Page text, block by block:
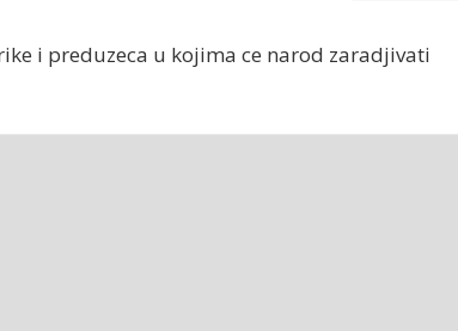
i preduzeca u kojima ce narod zaradjivati